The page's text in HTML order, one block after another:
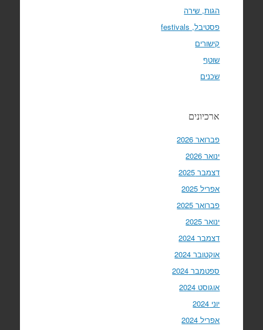
הגות, שירה
פסטיבל, festivals
קישורים
שוטף
שכנים
ארכיונים
פברואר 2026
ינואר 2026
דצמבר 2025
אפריל 2025
פברואר 2025
ינואר 2025
דצמבר 2024
אוקטובר 2024
ספטמבר 2024
אוגוסט 2024
יוני 2024
אפריל 2024